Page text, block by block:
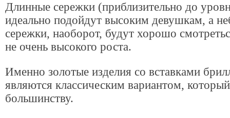
Длинные сережки (приблизительно до
идеально подойдут высоким девушкам, а
сережки, наоборот, будут хорошо
не очень высокого роста.
Именно золотые изделия со вставками
являются классическим вариантом,
большинству.